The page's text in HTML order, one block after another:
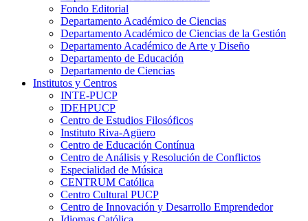
Fondo Editorial
Departamento Académico de Ciencias
Departamento Académico de Ciencias de la Gestión
Departamento Académico de Arte y Diseño
Departamento de Educación
Departamento de Ciencias
Institutos y Centros
INTE-PUCP
IDEHPUCP
Centro de Estudios Filosóficos
Instituto Riva-Agüero
Centro de Educación Contínua
Centro de Análisis y Resolución de Conflictos
Especialidad de Música
CENTRUM Católica
Centro Cultural PUCP
Centro de Innovación y Desarrollo Emprendedor